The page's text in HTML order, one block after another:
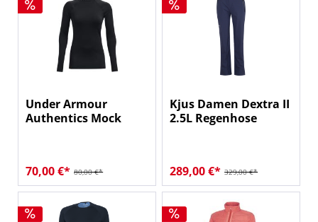
Under Armour
Authentics Mock
80,00 €*
70,00 €*
Kjus Damen Dextra II
2.5L Regenhose
329,00 €*
289,00 €*